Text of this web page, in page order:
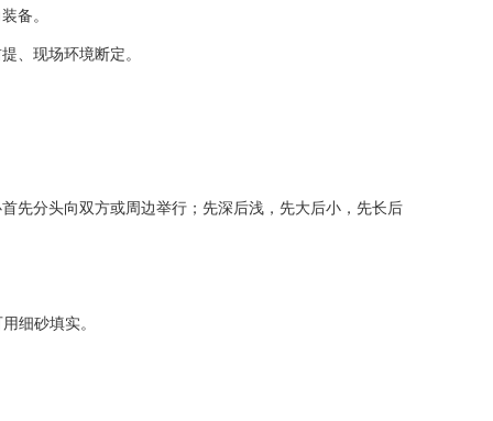
备。
、现场环境断定。
先分头向双方或周边举行；先深后浅，先大后小，先长后
细砂填实。